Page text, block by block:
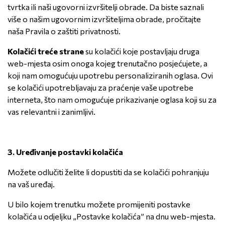
tvrtka ili naši ugovorni izvršitelji obrade. Da biste saznali
više o našim ugovornim izvršiteljima obrade, pročitajte
naša Pravila o zaštiti privatnosti.
Kolačići treće stranesu kolačići koje postavljaju druga
web-mjesta osim onoga kojeg trenutačno posjećujete, a
koji nam omogućuju upotrebu personaliziranih oglasa. Ovi
se kolačići upotrebljavaju za praćenje vaše upotrebe
interneta, što nam omogućuje prikazivanje oglasa koji su za
vas relevantni i zanimljivi.
3. Uređivanje postavki kolačića
Možete odlučiti želite li dopustiti da se kolačići pohranjuju
na vaš uređaj.
U bilo kojem trenutku možete promijeniti postavke
kolačića u odjeljku „Postavke kolačića” na dnu web-mjesta.